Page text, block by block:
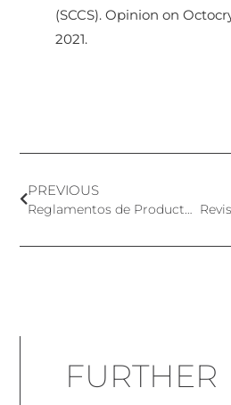
(SCCS). Opinion on
2021.
PREVIOUS
Reglamentos de Productos Cosméticos en Canadá
FURTHER